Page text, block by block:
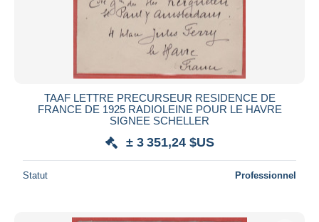
TAAF LETTRE PRECURSEUR RESIDENCE DE
FRANCE DE 1925 RADIOLEINE POUR LE HAVRE
SIGNEE SCHELLER
± 3 351,24 $US
Statut Professionnel